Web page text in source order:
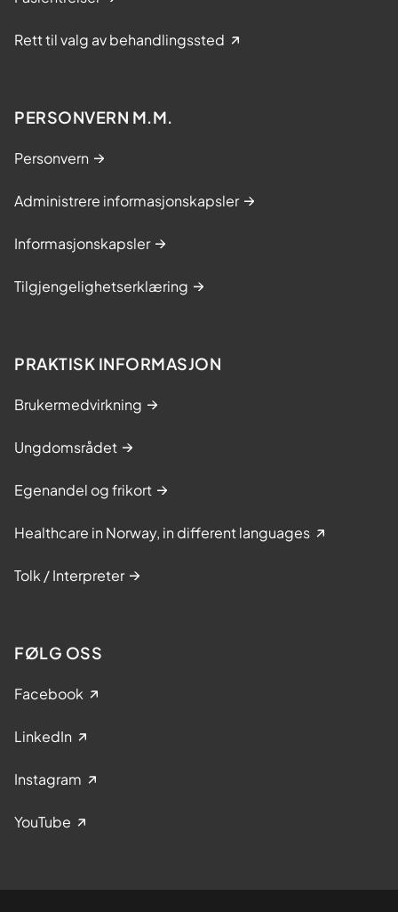
Rett til valg av behandlingssted
PERSONVERN M.M.
Personvern
Administrere informasjonskapsler
Informasjonskapsler
Tilgjengelighetserklæring
PRAKTISK INFORMASJON
Brukermedvirkning
Ungdomsrådet
Egenandel og frikort
Healthcare in Norway, in different languages
Tolk / Interpreter
FØLG OSS
Facebook
LinkedIn
Instagram
YouTube